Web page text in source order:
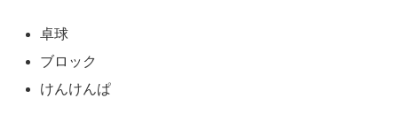
卓球
ブロック
けんけんぱ